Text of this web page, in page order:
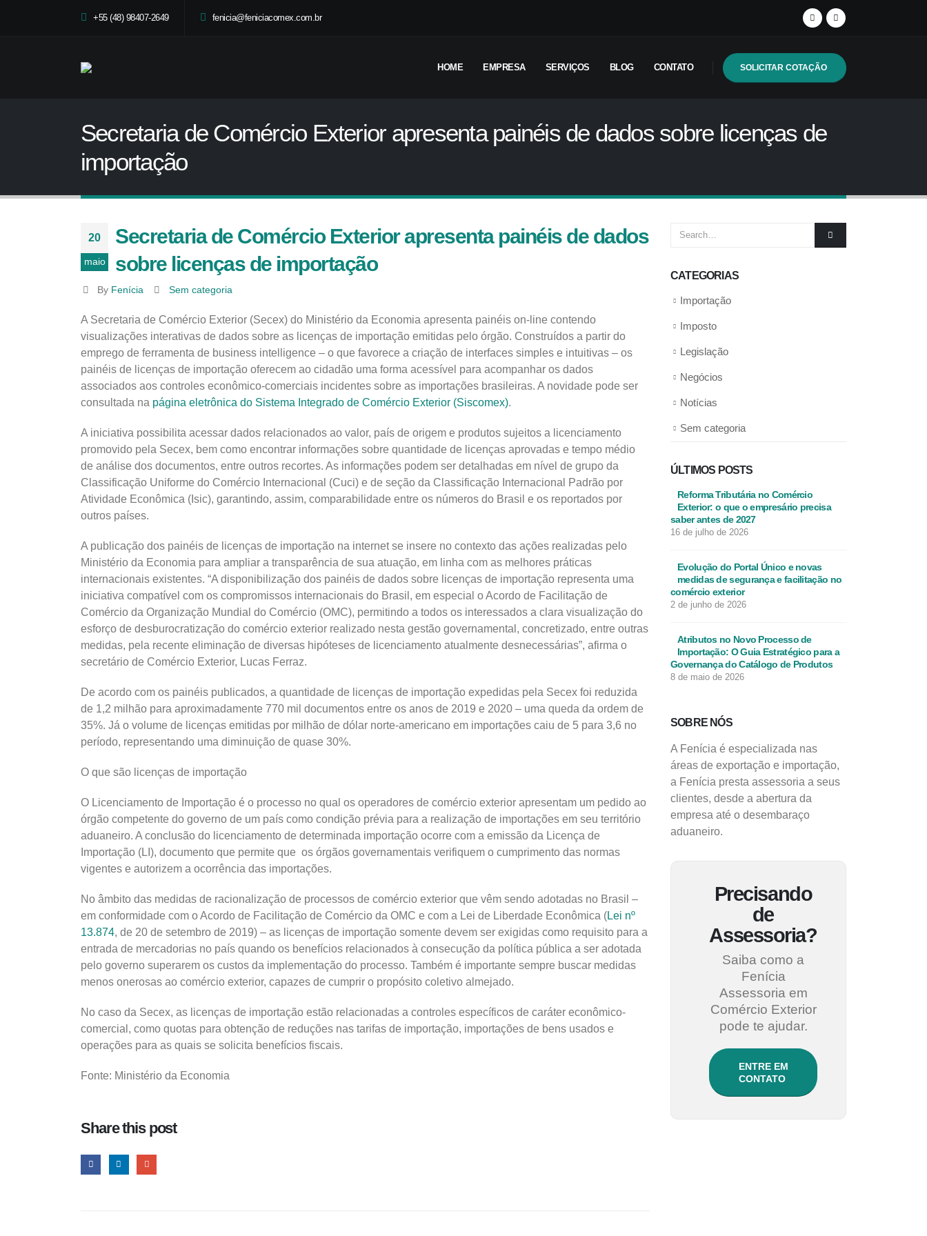
+55 (48) 98407-2649 fenicia@feniciacomex.com.br
HOME EMPRESA SERVIÇOS BLOG CONTATO SOLICITAR COTAÇÃO
Secretaria de Comércio Exterior apresenta painéis de dados sobre licenças de
importação
20
maio
Secretaria de Comércio Exterior apresenta painéis de dados
sobre licenças de importação
By Fenícia Sem categoria
A Secretaria de Comércio Exterior (Secex) do Ministério da Economia apresenta painéis on-line contendo
visualizações interativas de dados sobre as licenças de importação emitidas pelo órgão. Construídos a partir do
emprego de ferramenta de business intelligence – o que favorece a criação de interfaces simples e intuitivas – os
painéis de licenças de importação oferecem ao cidadão uma forma acessível para acompanhar os dados
associados aos controles econômico-comerciais incidentes sobre as importações brasileiras. A novidade pode ser
consultada na página eletrônica do Sistema Integrado de Comércio Exterior (Siscomex).
A iniciativa possibilita acessar dados relacionados ao valor, país de origem e produtos sujeitos a licenciamento
promovido pela Secex, bem como encontrar informações sobre quantidade de licenças aprovadas e tempo médio
de análise dos documentos, entre outros recortes. As informações podem ser detalhadas em nível de grupo da
Classificação Uniforme do Comércio Internacional (Cuci) e de seção da Classificação Internacional Padrão por
Atividade Econômica (Isic), garantindo, assim, comparabilidade entre os números do Brasil e os reportados por
outros países.
A publicação dos painéis de licenças de importação na internet se insere no contexto das ações realizadas pelo
Ministério da Economia para ampliar a transparência de sua atuação, em linha com as melhores práticas
internacionais existentes. “A disponibilização dos painéis de dados sobre licenças de importação representa uma
iniciativa compatível com os compromissos internacionais do Brasil, em especial o Acordo de Facilitação de
Comércio da Organização Mundial do Comércio (OMC), permitindo a todos os interessados a clara visualização do
esforço de desburocratização do comércio exterior realizado nesta gestão governamental, concretizado, entre outras
medidas, pela recente eliminação de diversas hipóteses de licenciamento atualmente desnecessárias”, afirma o
secretário de Comércio Exterior, Lucas Ferraz.
De acordo com os painéis publicados, a quantidade de licenças de importação expedidas pela Secex foi reduzida
de 1,2 milhão para aproximadamente 770 mil documentos entre os anos de 2019 e 2020 – uma queda da ordem de
35%. Já o volume de licenças emitidas por milhão de dólar norte-americano em importações caiu de 5 para 3,6 no
período, representando uma diminuição de quase 30%.
O que são licenças de importação
O Licenciamento de Importação é o processo no qual os operadores de comércio exterior apresentam um pedido ao
órgão competente do governo de um país como condição prévia para a realização de importações em seu território
aduaneiro. A conclusão do licenciamento de determinada importação ocorre com a emissão da Licença de
Importação (LI), documento que permite que os órgãos governamentais verifiquem o cumprimento das normas
vigentes e autorizem a ocorrência das importações.
No âmbito das medidas de racionalização de processos de comércio exterior que vêm sendo adotadas no Brasil –
em conformidade com o Acordo de Facilitação de Comércio da OMC e com a Lei de Liberdade Econômica (Lei nº
13.874, de 20 de setembro de 2019) – as licenças de importação somente devem ser exigidas como requisito para a
entrada de mercadorias no país quando os benefícios relacionados à consecução da política pública a ser adotada
pelo governo superarem os custos da implementação do processo. Também é importante sempre buscar medidas
menos onerosas ao comércio exterior, capazes de cumprir o propósito coletivo almejado.
No caso da Secex, as licenças de importação estão relacionadas a controles específicos de caráter econômico-
comercial, como quotas para obtenção de reduções nas tarifas de importação, importações de bens usados e
operações para as quais se solicita benefícios fiscais.
Fonte: Ministério da Economia
Share this post
CATEGORIAS
Importação
Imposto
Legislação
Negócios
Notícias
Sem categoria
ÚLTIMOS POSTS
Reforma Tributária no Comércio
Exterior: o que o empresário precisa
saber antes de 2027
16 de julho de 2026
Evolução do Portal Único e novas
medidas de segurança e facilitação no
comércio exterior
2 de junho de 2026
Atributos no Novo Processo de
Importação: O Guia Estratégico para a
Governança do Catálogo de Produtos
8 de maio de 2026
SOBRE NÓS
A Fenícia é especializada nas
áreas de exportação e importação,
a Fenícia presta assessoria a seus
clientes, desde a abertura da
empresa até o desembaraço
aduaneiro.
Precisando
de
Assessoria?
Saiba como a
Fenícia
Assessoria em
Comércio Exterior
pode te ajudar.
ENTRE EM
CONTATO